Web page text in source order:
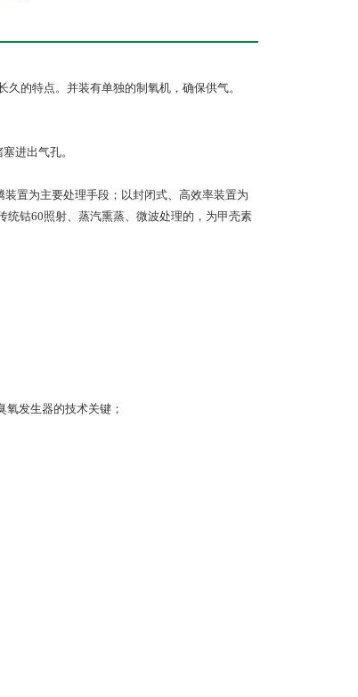
久的特点。 并装有单独的制氧机，确保供气。
进出气孔。
置为主要处理手段；以封闭式、高效率装置为
统钴60照射、 蒸汽熏蒸、微波处理的，为甲壳素
发生器的技术关键；